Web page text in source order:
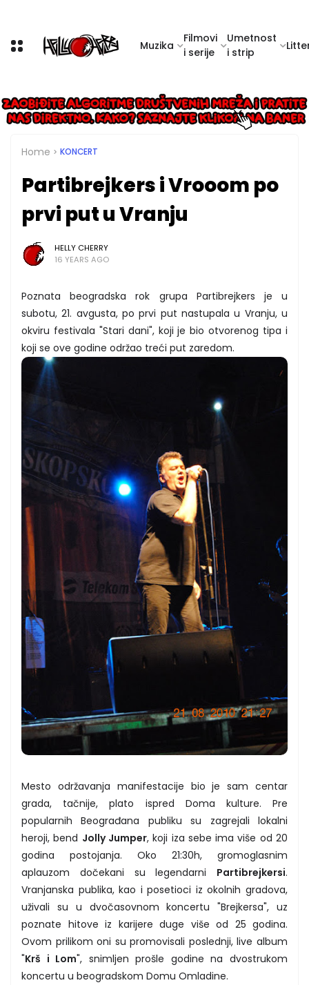
Muzika
Filmovi
i serije
Umetnost
i strip
Home KONCERT
Partibrejkers i Vrooom po
prvi put u Vranju
HELLY CHERRY
16 YEARS AGO
Poznata beogradska rok grupa Partibrejkers je u
subotu, 21. avgusta, po prvi put nastupala u Vranju, u
okviru festivala "Stari dani", koji je bio otvorenog tipa i
koji se ove godine održao treći put zaredom.
Mesto održavanja manifestacije bio je sam centar
grada, tačnije, plato ispred Doma kulture. Pre
popularnih Beograđana publiku su zagrejali lokalni
heroji, bend Jolly Jumper, koji iza sebe ima više od 20
godina postojanja. Oko 21:30h, gromoglasnim
aplauzom dočekani su legendarni Partibrejkersi.
Vranjanska publika, kao i posetioci iz okolnih gradova,
uživali su u dvočasovnom koncertu "Brejkersa", uz
poznate hitove iz karijere duge više od 25 godina.
Ovom prilikom oni su promovisali poslednji, live album
"Krš i Lom", snimljen prošle godine na dvostrukom
koncertu u beogradskom Domu Omladine.